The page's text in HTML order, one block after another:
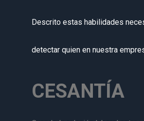
Descrito estas habilidades
detectar quien en nuestra
CESANTÍA